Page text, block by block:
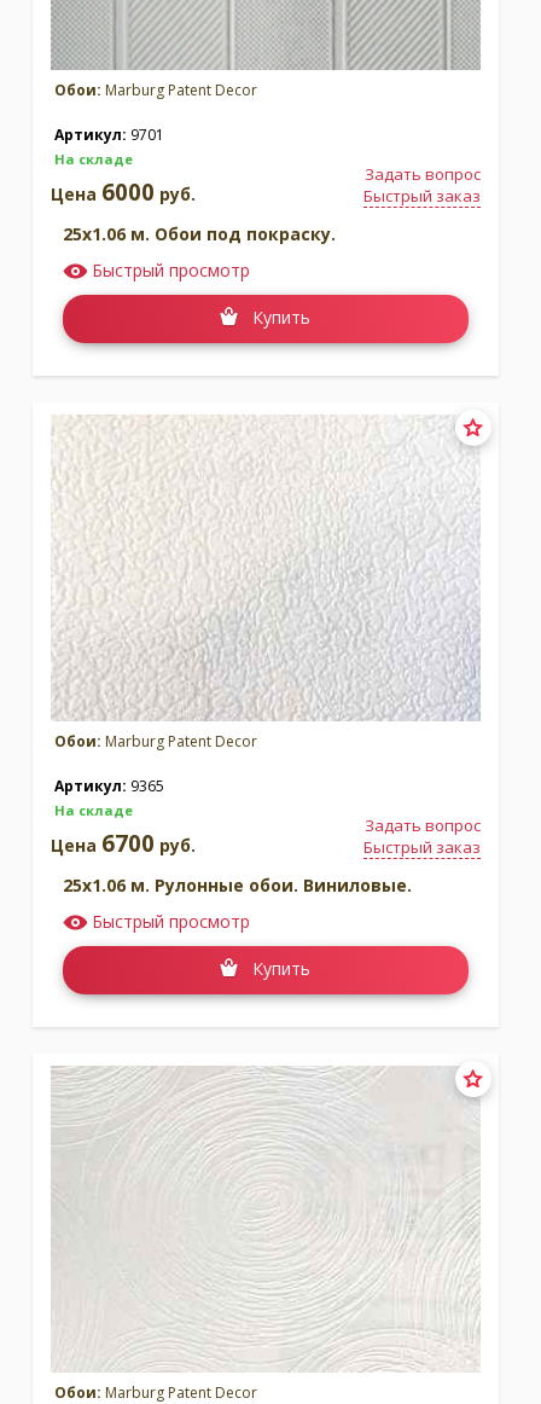
Обои: Marburg Patent Decor
Артикул: 9701
На складе
Задать вопрос
Быстрый заказ
Цена 6000 руб.
25x1.06 м. Обои под покраску.
Быстрый просмотр
Купить
Обои: Marburg Patent Decor
Артикул: 9365
На складе
Задать вопрос
Быстрый заказ
Цена 6700 руб.
25x1.06 м. Рулонные обои. Виниловые.
Быстрый просмотр
Купить
Обои: Marburg Patent Decor